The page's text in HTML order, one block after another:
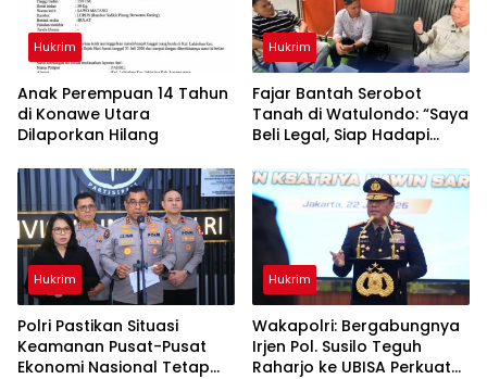
Hukrim
Anak Perempuan 14 Tahun
di Konawe Utara
Dilaporkan Hilang
Hukrim
‎Fajar Bantah Serobot
Tanah di Watulondo: “Saya
Beli Legal, Siap Hadapi
Hukrim
Polri Pastikan Situasi
Keamanan Pusat-Pusat
Ekonomi Nasional Tetap
Hukrim
Wakapolri: Bergabungnya
Irjen Pol. Susilo Teguh
Raharjo ke UBISA Perkuat